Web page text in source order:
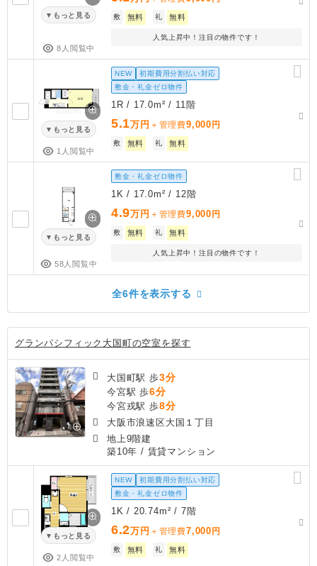
もっと見る
8人閲覧中
敷 無料 礼 無料
人気上昇中！注目の物件です！
もっと見る
1人閲覧中
NEW
初期費用分割払い対応
敷金・礼金ゼロ物件
1R / 17.0m² / 11階
5.1万円 ＋管理費9,000 円
敷 無料 礼 無料
もっと見る
58人閲覧中
敷金・礼金ゼロ物件
1K / 17.0m² / 12階
4.9万円 ＋管理費9,000 円
敷 無料 礼 無料
人気上昇中！注目の物件です！
全6件を表示する
グランパシフィック大国町の空室を探す
大国町駅 歩3分
今宮駅 歩6分
今宮戎駅 歩8分
大阪市浪速区大国１丁目
地上9階建
築10年 / 賃貸マンション
もっと見る
2人閲覧中
NEW
初期費用分割払い対応
敷金・礼金ゼロ物件
1K / 20.74m² / 7階
6.2万円 ＋管理費7,000 円
敷 無料 礼 無料